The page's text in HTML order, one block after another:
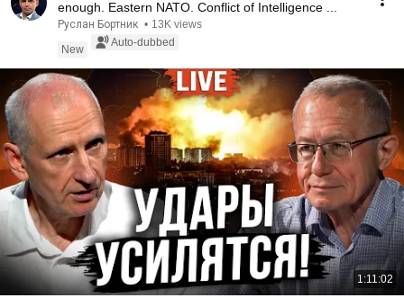
enough. Eastern NATO. Conflict of Intelligence ...
Руслан Бортник • 13K views
New
Auto-dubbed
1:11:02